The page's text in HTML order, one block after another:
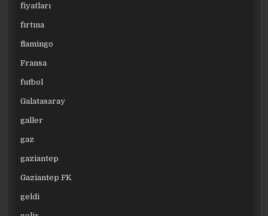
fiyatları
fırtına
flamingo
Fransa
futbol
Galatasaray
galler
gaz
gaziantep
Gaziantep FK
geldi